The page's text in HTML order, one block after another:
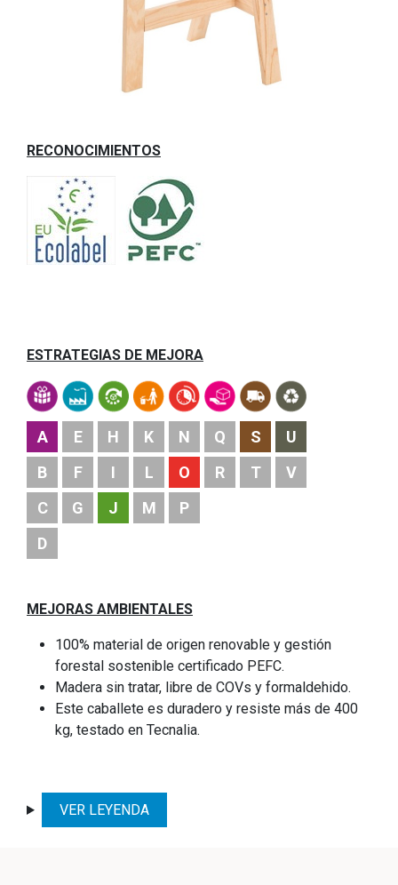
RECONOCIMIENTOS
ESTRATEGIAS DE MEJORA
A
B
C
D
E
F
G
H
I
J
K
L
M
N
O
P
Q
R
S
T
U
V
MEJORAS AMBIENTALES
100% material de origen renovable y gestión
forestal sostenible certificado PEFC.
Madera sin tratar, libre de COVs y formaldehido.
Este caballete es duradero y resiste más de 400
kg, testado en Tecnalia.
VER LEYENDA